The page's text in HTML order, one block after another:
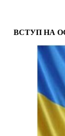
ВСТУП НА